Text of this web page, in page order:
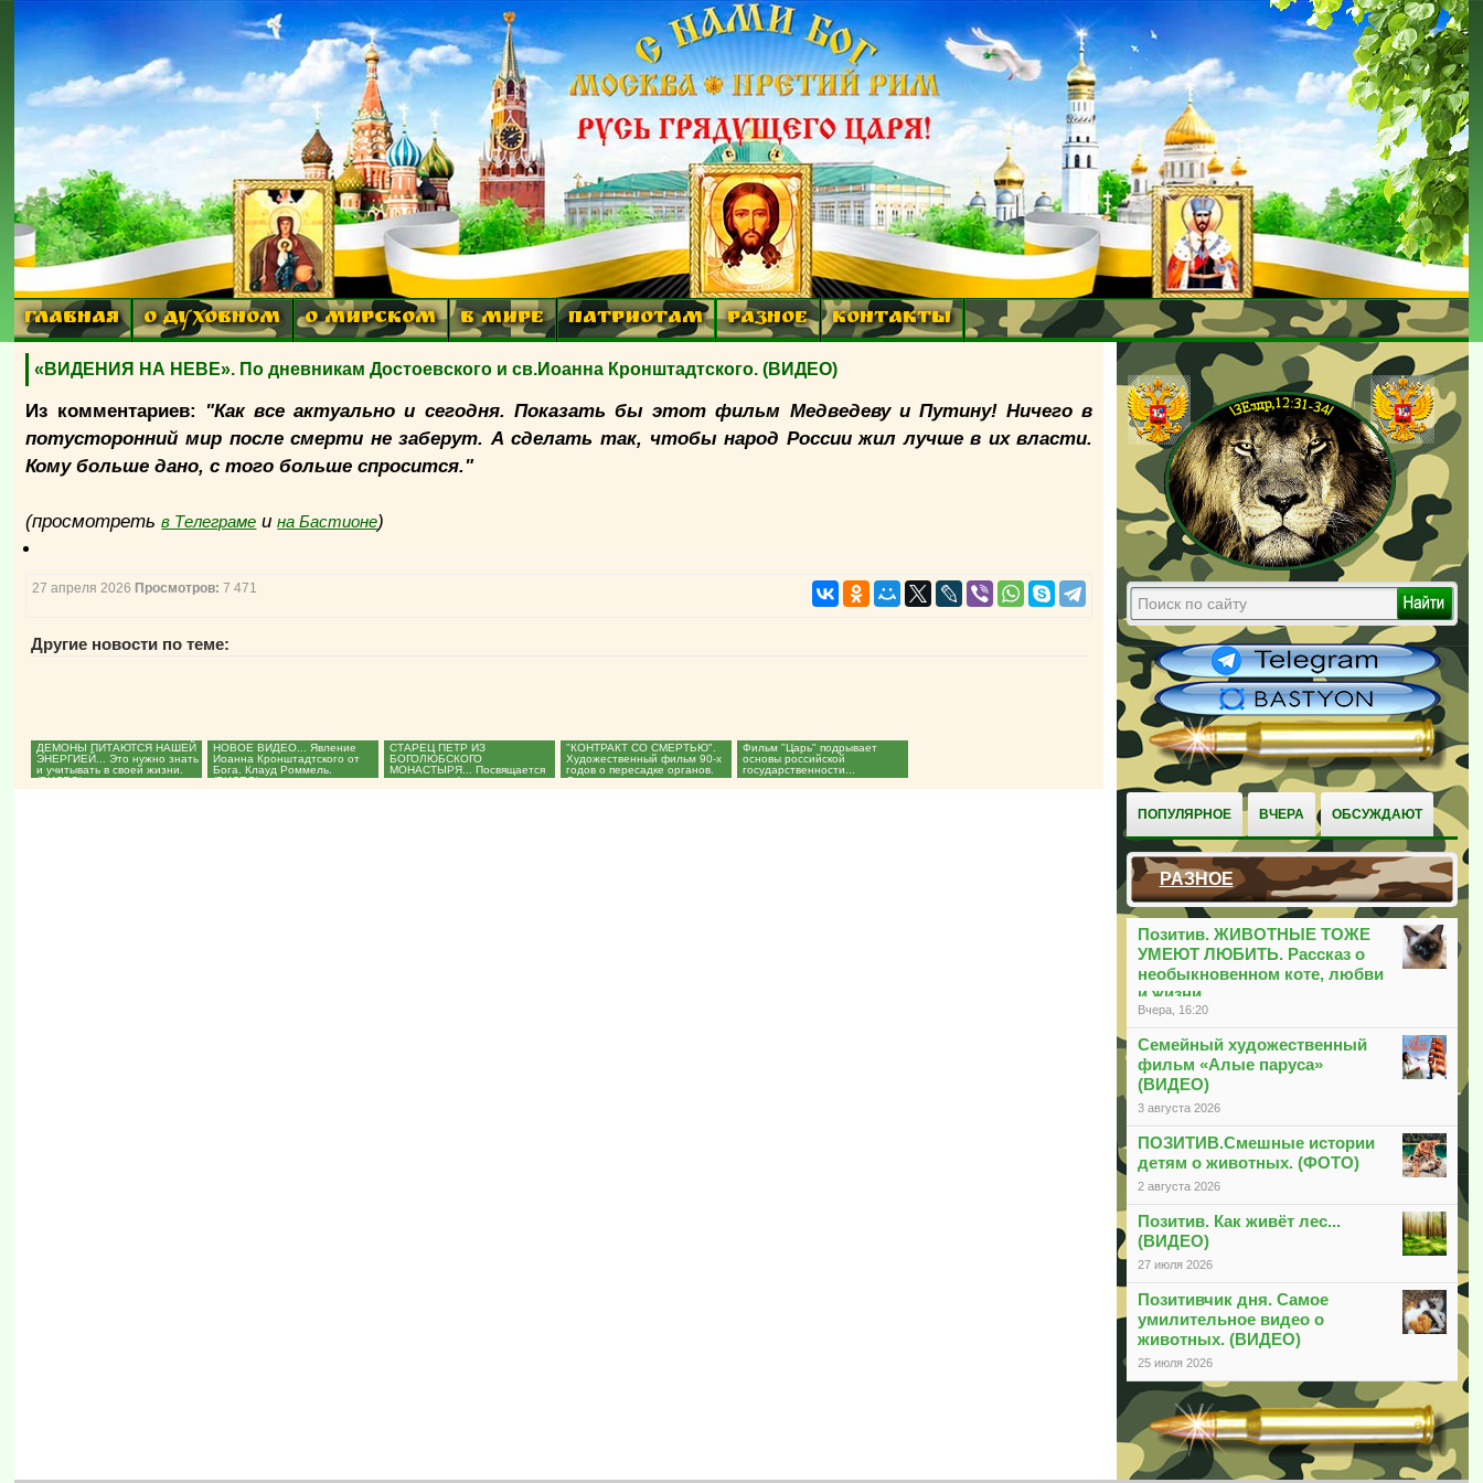
ГЛАВНАЯ О ДУХОВНОМ О МИРСКОМ В МИРЕ ПАТРИОТАМ РАЗНОЕ КОНТАКТЫ
ПОПУЛЯРНОЕ ВЧЕРА ОБСУЖДАЮТ
РАЗНОЕ
Позитив. ЖИВОТНЫЕ ТОЖЕ
УМЕЮТ ЛЮБИТЬ. Рассказ о
необыкновенном коте, любви
и жизни
Вчера, 16:20
Семейный художественный
фильм «Алые паруса»
(ВИДЕО)
3 августа 2026
ПОЗИТИВ.Смешные истории
детям о животных. (ФОТО)
2 августа 2026
Позитив. Как живёт лес...
(ВИДЕО)
27 июля 2026
Позитивчик дня. Самое
умилительное видео о
животных. (ВИДЕО)
25 июля 2026
«ВИДЕНИЯ НА НЕВЕ». По дневникам Достоевского и св.Иоанна Кронштадтского. (ВИДЕО)
Из комментариев: "Как все актуально и сегодня. Показать бы этот фильм Медведеву и Путину! Ничего в
потусторонний мир после смерти не заберут. А сделать так, чтобы народ России жил лучше в их власти.
Кому больше дано, с того больше спросится."
(просмотретьв Телеграме ина Бастионе)
27 апреля 2026 Просмотров: 7 471
Другие новости по теме:
ДЕМОНЫ ПИТАЮТСЯ НАШЕЙ
ЭНЕРГИЕЙ... Это нужно знать
и учитывать в своей жизни.
(ВИДЕО)...
НОВОЕ ВИДЕО... Явление
Иоанна Кронштадтского от
Бога. Клауд Роммель.
(ВИДЕО)...
СТАРЕЦ ПЕТР ИЗ
БОГОЛЮБСКОГО
МОНАСТЫРЯ... Посвящается
его памяти. Фильм
Е.Козенковой «Сорок дней...
"КОНТРАКТ СО СМЕРТЬЮ".
Художественный фильм 90-х
годов о пересадке органов.
Оцените динамику...
Фильм "Царь" подрывает
основы российской
государственности...